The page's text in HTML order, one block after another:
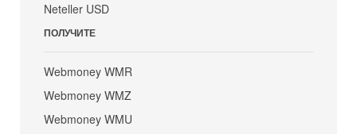
Neteller USD
ПОЛУЧИТЕ
Webmoney WMR
Webmoney WMZ
Webmoney WMU